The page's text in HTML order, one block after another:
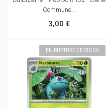
Commune...
3,00 €
EN RUPTURE DE STOCK